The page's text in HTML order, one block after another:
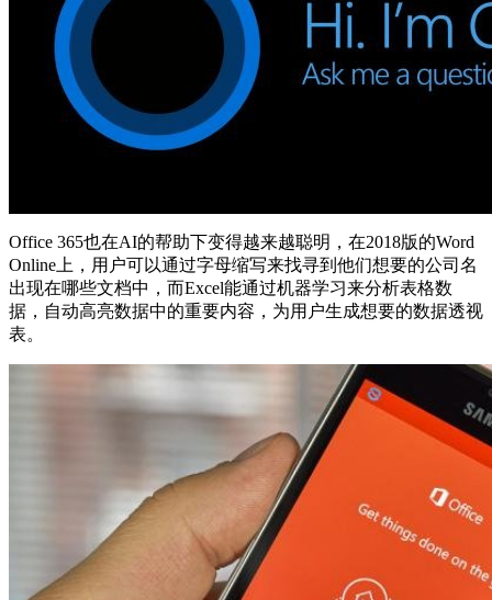
Office 365也在AI的帮助下变得越来越聪明，在2018版的Word
Online上，用户可以通过字母缩写来找寻到他们想要的公司名
出现在哪些文档中，而Excel能通过机器学习来分析表格数
据，自动高亮数据中的重要内容，为用户生成想要的数据透视
表。